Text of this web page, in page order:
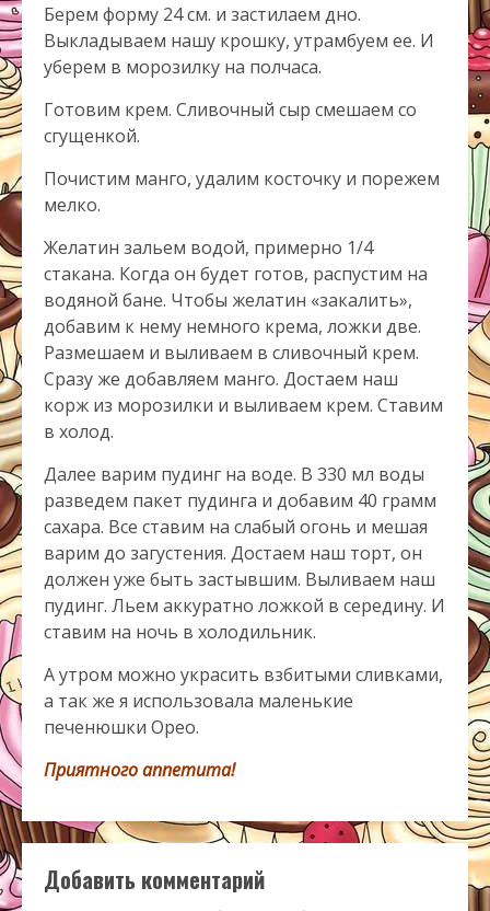
Берем форму 24 см. и застилаем дно.
Выкладываем нашу крошку, утрамбуем ее. И
уберем в морозилку на полчаса.
Готовим крем. Сливочный сыр смешаем со
сгущенкой.
Почистим манго, удалим косточку и порежем
мелко.
Желатин зальем водой, примерно 1/4
стакана. Когда он будет готов, распустим на
водяной бане. Чтобы желатин «закалить»,
добавим к нему немного крема, ложки две.
Размешаем и выливаем в сливочный крем.
Сразу же добавляем манго. Достаем наш
корж из морозилки и выливаем крем. Ставим
в холод.
Далее варим пудинг на воде. В 330 мл воды
разведем пакет пудинга и добавим 40 грамм
сахара. Все ставим на слабый огонь и мешая
варим до загустения. Достаем наш торт, он
должен уже быть застывшим. Выливаем наш
пудинг. Льем аккуратно ложкой в середину. И
ставим на ночь в холодильник.
А утром можно украсить взбитыми сливками,
а так же я использовала маленькие
печенюшки Орео.
Приятного аппетита!
Добавить комментарий